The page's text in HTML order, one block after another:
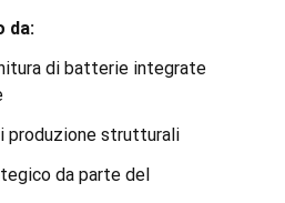
da:
di batterie integrate
produzione strutturali
da parte del